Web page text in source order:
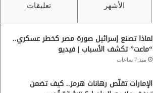
الأشهر تعليقات
لماذا تصنع إسرائيل صورة مصر كخطر عسكري..
“ماعت” تكشف الأسباب | فيديو
منذ 7 ساعات
الإمارات تقلّص رهانات هرمز.. كيف تضمن